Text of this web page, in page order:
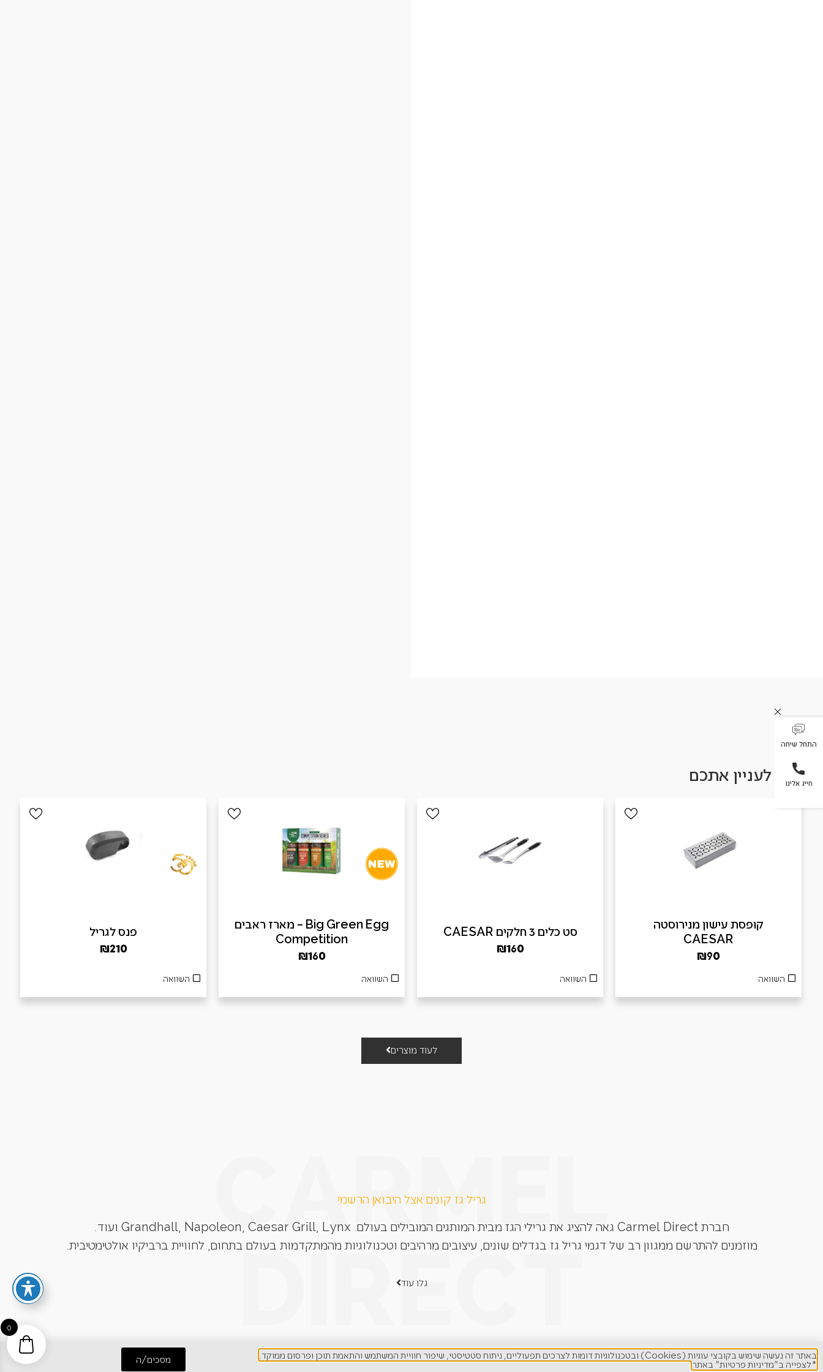
0
התחל שיחה
חייג אלינו
עשוי לעניין אתכם
קופסת עישון מנירוסטה
CAESAR
₪90
השוואה
סט כלים 3 חלקים CAESAR
₪160
השוואה
Big Green Egg – מארז ראבים
Competition
₪160
השוואה
פנס לגריל
₪210
השוואה
לעוד מוצרים
גריל גז קונים אצל היבואן הרשמי
חברת Carmel Direct גאה להציג את גרילי הגז מבית המותגים המובילים בעולם. Grandhall, Napoleon, Caesar Grill, Lynx ועוד.
מוזמנים להתרשם ממגוון רב של דגמי גריל גז בגדלים שונים, עיצובים מרהיבים וטכנולוגיות מהמתקדמות בעולם בתחום, לחוויית ברביקיו אולטימטיבית.
גלו עוד
באתר זה נעשה שימוש בקובצי עוגיות (Cookies) ובטכנולוגיות דומות לצרכים תפעוליים, ניתוח סטטיסטי, שיפור חוויית המשתמש והתאמת תוכן ופרסום ממוקד.
*לצפייה ב"מדיניות פרטיות" באתר
מסכים/ה